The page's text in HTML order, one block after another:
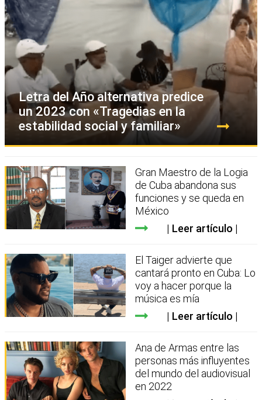
Letra del Año alternativa predice
un 2023 con «Tragedias en la
estabilidad social y familiar»
Gran Maestro de la Logia
de Cuba abandona sus
funciones y se queda en
México
Leer artículo
El Taiger advierte que
cantará pronto en Cuba: Lo
voy a hacer porque la
música es mía
Leer artículo
Ana de Armas entre las
personas más influyentes
del mundo del audiovisual
en 2022